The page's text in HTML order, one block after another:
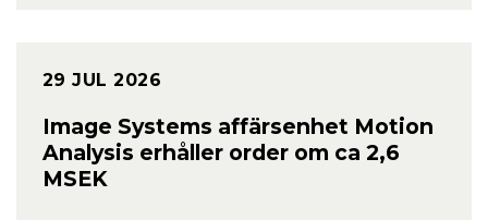
29 JUL 2026
Image Systems affärsenhet Motion
Analysis erhåller order om ca 2,6
MSEK